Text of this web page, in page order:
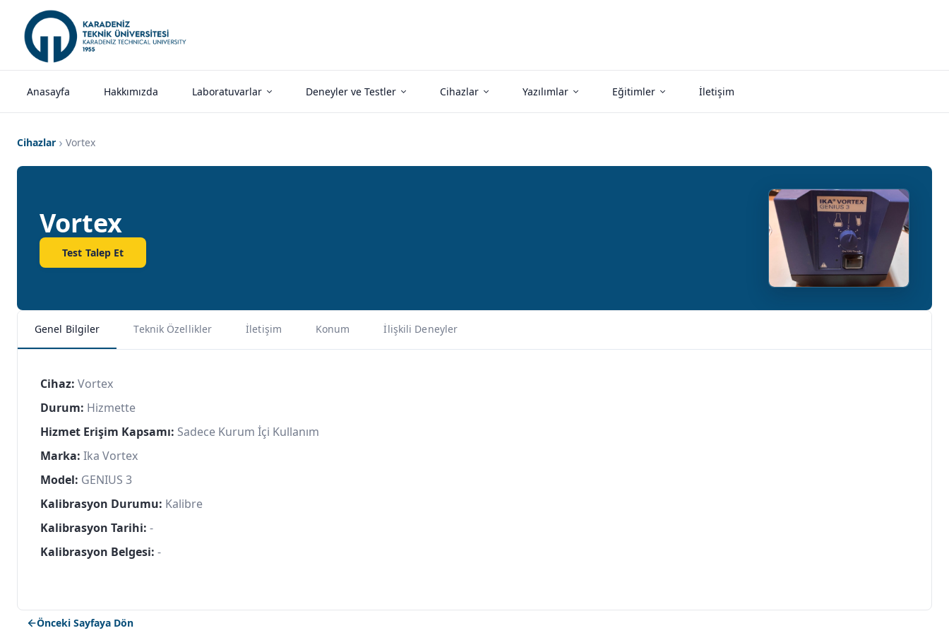
Anasayfa Hakkımızda Laboratuvarlar Deneyler ve Testler Cihazlar Yazılımlar Eğitimler İletişim
Cihazlar Vortex
Vortex
Test Talep Et
Genel Bilgiler Teknik Özellikler İletişim Konum İlişkili Deneyler
Cihaz: Vortex
Durum: Hizmette
Hizmet Erişim Kapsamı: Sadece Kurum İçi Kullanım
Marka: Ika Vortex
Model: GENIUS 3
Kalibrasyon Durumu: Kalibre
Kalibrasyon Tarihi: -
Kalibrasyon Belgesi: -
Önceki Sayfaya Dön